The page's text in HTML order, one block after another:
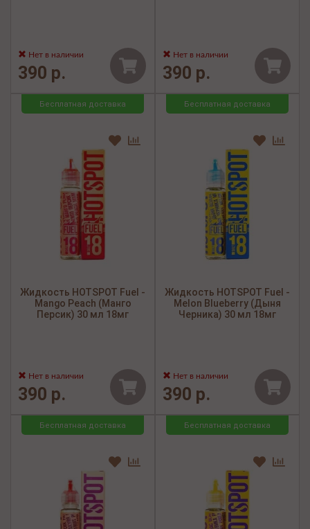
Нет в наличии
390 р.
Нет в наличии
390 р.
Бесплатная доставка
Жидкость HOTSPOT Fuel -
Mango Peach (Манго
Персик) 30 мл 18мг
Нет в наличии
390 р.
Бесплатная доставка
Жидкость HOTSPOT Fuel -
Melon Blueberry (Дыня
Черника) 30 мл 18мг
Нет в наличии
390 р.
Бесплатная доставка Бесплатная доставка